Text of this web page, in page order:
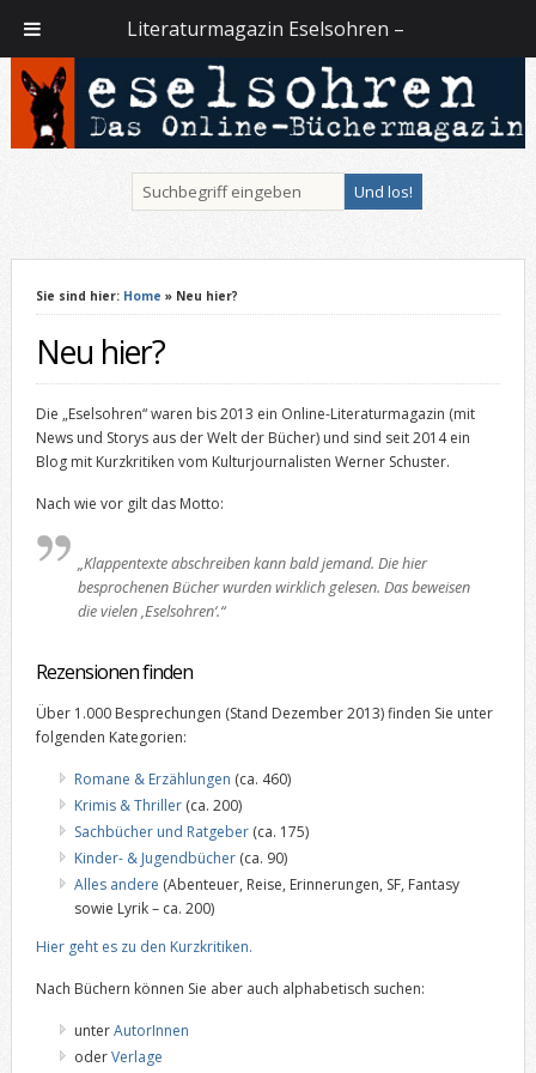
Sie sind hier: Home » Neu hier?
Neu hier?
Die „Eselsohren“ waren bis 2013 ein Online-Literaturmagazin (mit
News und Storys aus der Welt der Bücher) und sind seit 2014 ein
Blog mit Kurzkritiken vom Kulturjournalisten Werner Schuster.
Nach wie vor gilt das Motto:
„Klappentexte abschreiben kann bald jemand. Die hier
besprochenen Bücher wurden wirklich gelesen. Das beweisen
die vielen ,Eselsohren‘.“
Rezensionen finden
Über 1.000 Besprechungen (Stand Dezember 2013) finden Sie unter
folgenden Kategorien:
Romane & Erzählungen (ca. 460)
Krimis & Thriller(ca. 200)
Sachbücher und Ratgeber(ca. 175)
Kinder- & Jugendbücher(ca. 90)
Alles andere (Abenteuer, Reise, Erinnerungen, SF, Fantasy
sowie Lyrik – ca. 200)
Hier geht es zu den Kurzkritiken.
Nach Büchern können Sie aber auch alphabetisch suchen:
unterAutorInnen
oderVerlage
Literaturmagazin Eselsohren –